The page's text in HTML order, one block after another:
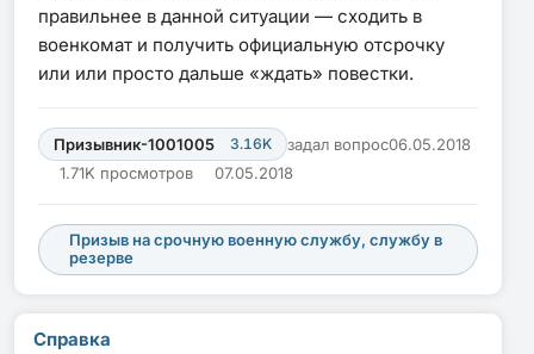
правильнее в данной ситуации — сходить в
военкомат и получить официальную отсрочку
или или просто дальше «ждать» повестки.
Призывник-1001005 3.16K задал вопрос06.05.2018
1.71K просмотров
07.05.2018
Призыв на срочную военную службу, службу в
резерве
Справка